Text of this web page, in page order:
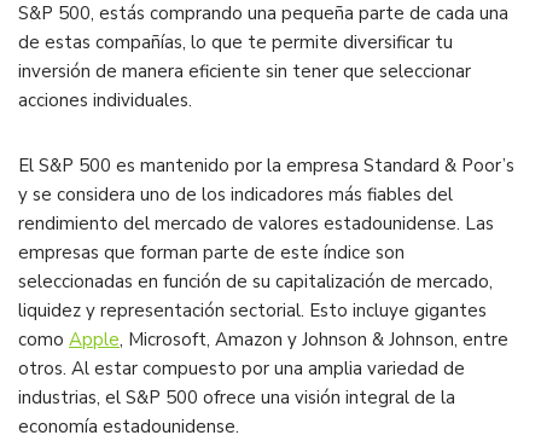
S&P 500, estás comprando una pequeña parte de cada una
de estas compañías, lo que te permite diversificar tu
inversión de manera eficiente sin tener que seleccionar
acciones individuales.
El S&P 500 es mantenido por la empresa Standard & Poor’s
y se considera uno de los indicadores más fiables del
rendimiento del mercado de valores estadounidense. Las
empresas que forman parte de este índice son
seleccionadas en función de su capitalización de mercado,
liquidez y representación sectorial. Esto incluye gigantes
como Apple, Microsoft, Amazon y Johnson & Johnson, entre
otros. Al estar compuesto por una amplia variedad de
industrias, el S&P 500 ofrece una visión integral de la
economía estadounidense.